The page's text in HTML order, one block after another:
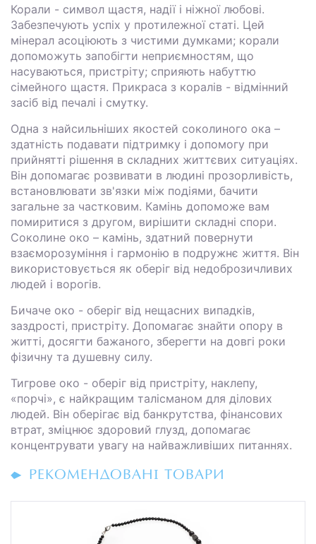
Корали - символ щастя, надії і ніжної любові.
Забезпечують успіх у протилежної статі. Цей
мінерал асоціюють з чистими думками; корали
допоможуть запобігти неприємностям, що
насуваються, пристріту; сприяють набуттю
сімейного щастя. Прикраса з коралів - відмінний
засіб від печалі і смутку.
Одна з найсильніших якостей соколиного ока –
здатність подавати підтримку і допомогу при
прийнятті рішення в складних життєвих ситуаціях.
Він допомагає розвивати в людині прозорливість,
встановлювати зв'язки між подіями, бачити
загальне за частковим. Камінь допоможе вам
помиритися з другом, вирішити складні спори.
Соколине око – камінь, здатний повернути
взаєморозуміння і гармонію в подружнє життя. Він
використовується як оберіг від недоброзичливих
людей і ворогів.
Бичаче око - оберіг від нещасних випадків,
заздрості, пристріту. Допомагає знайти опору в
житті, досягти бажаного, зберегти на довгі роки
фізичну та душевну силу.
Тигрове око - оберіг від пристріту, наклепу,
«порчі», є найкращим талісманом для ділових
людей. Він оберігає від банкрутства, фінансових
втрат, зміцнює здоровий глузд, допомагає
концентрувати увагу на найважливіших питаннях.
РЕКОМЕНДОВАНІ ТОВАРИ